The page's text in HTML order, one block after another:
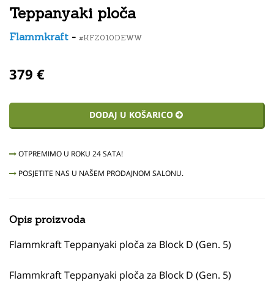
Teppanyaki ploča
Flammkraft - #KFZ010DEWW
379 €
DODAJ U KOŠARICO
OTPREMIMO U ROKU 24 SATA!
POSJETITE NAS U NAŠEM PRODAJNOM SALONU.
Opis proizvoda
Flammkraft Teppanyaki ploča za Block D (Gen. 5)
Flammkraft Teppanyaki ploča za Block D (Gen. 5)